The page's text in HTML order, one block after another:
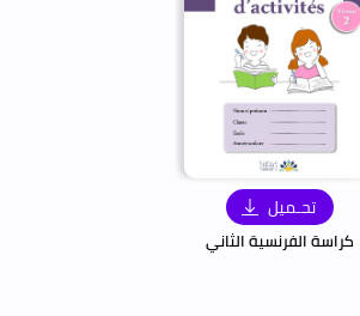
تحـميل
كراسة الفرنسية الثاني